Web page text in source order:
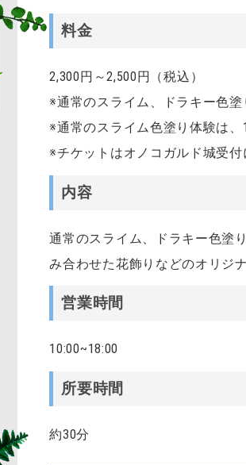
料金
2,300円～2,500円（税込）
※通常のスライム、ドラキー色
※通常のスライム色塗り体験は、
※チケットはオノコガルド城受付
内容
通常のスライム、ドラキー色塗
み合わせた花飾りなどのオリジ
営業時間
10:00~18:00
所要時間
約30分